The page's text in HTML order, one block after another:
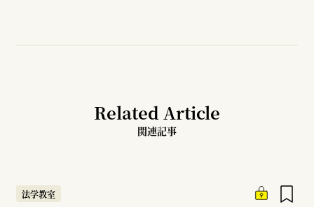
Related Article
関連記事
法学教室